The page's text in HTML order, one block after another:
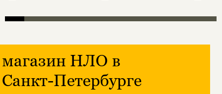
магазин НЛО в
Санкт-Петербурге